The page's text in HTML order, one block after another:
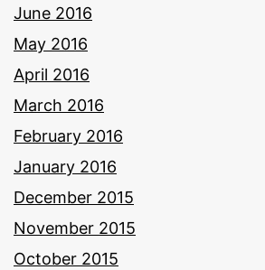
June 2016
May 2016
April 2016
March 2016
February 2016
January 2016
December 2015
November 2015
October 2015